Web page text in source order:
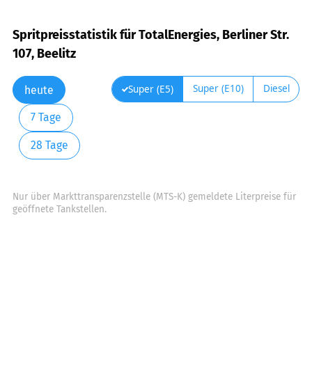
Spritpreisstatistik für TotalEnergies, Berliner Str.
107, Beelitz
heute
7 Tage
28 Tage
Super (E5) Super (E10) Diesel
Nur über Markttransparenzstelle (MTS-K) gemeldete Literpreise für
geöffnete Tankstellen.